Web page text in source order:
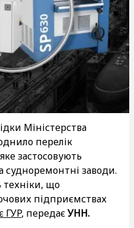
Міністерства
перелік
застосовують
судноремонтні заводи.
що
підприємствах
ГУР, передаєУНН.